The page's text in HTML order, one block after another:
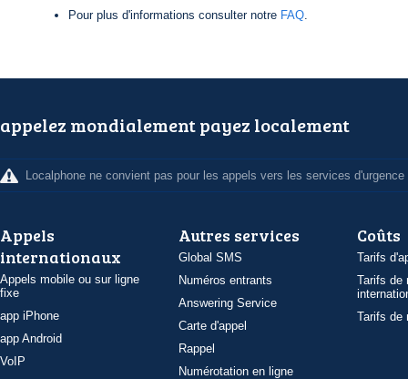
Pour plus d'informations consulter notre FAQ.
appelez mondialement payez localement
Localphone ne convient pas pour les appels vers les services d'urgence
Appels
internationaux
Appels mobile ou sur ligne
fixe
app iPhone
app Android
VoIP
Autres services
Global SMS
Numéros entrants
Answering Service
Carte d'appel
Rappel
Numérotation en ligne
Coûts
Tarifs
Tarifs de
Tarifs de